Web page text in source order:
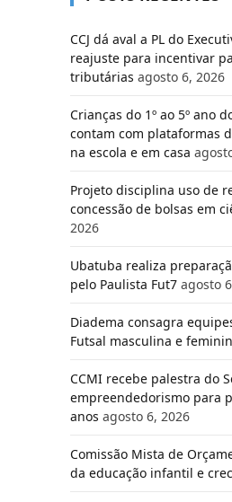
CCJ dá aval a PL do
reajuste para incentivar
tributárias agosto 6, 2026
Crianças do 1º ao 5º ano
contam com plataformas
na escola e em casa
Projeto disciplina uso de
concessão de bolsas em
2026
Ubatuba realiza
pelo Paulista Fut7 agosto
Diadema consagra
Futsal masculina e
CCMI recebe palestra do
empreendedorismo para
anos agosto 6, 2026
Comissão Mista de
da educação infantil e